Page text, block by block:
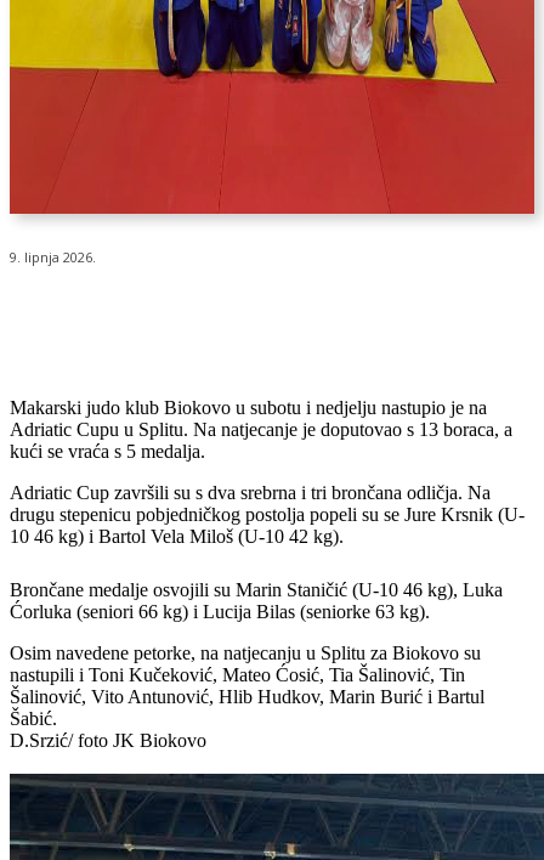
9. lipnja 2026.
Makarski judo klub Biokovo u subotu i nedjelju nastupio je na
Adriatic Cupu u Splitu. Na natjecanje je doputovao s 13 boraca, a
kući se vraća s 5 medalja.
Adriatic Cup završili su s dva srebrna i tri brončana odličja. Na
drugu stepenicu pobjedničkog postolja popeli su se Jure Krsnik (U-
10 46 kg) i Bartol Vela Miloš (U-10 42 kg).
Brončane medalje osvojili su Marin Staničić (U-10 46 kg), Luka
Ćorluka (seniori 66 kg) i Lucija Bilas (seniorke 63 kg).
Osim navedene petorke, na natjecanju u Splitu za Biokovo su
nastupili i Toni Kučeković, Mateo Ćosić, Tia Šalinović, Tin
Šalinović, Vito Antunović, Hlib Hudkov, Marin Burić i Bartul
Šabić.
D.Srzić/ foto JK Biokovo